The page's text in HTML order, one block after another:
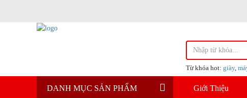
Từ khóa hot: giày,
DANH MỤC SẢN PHẨM Giới Thiệu